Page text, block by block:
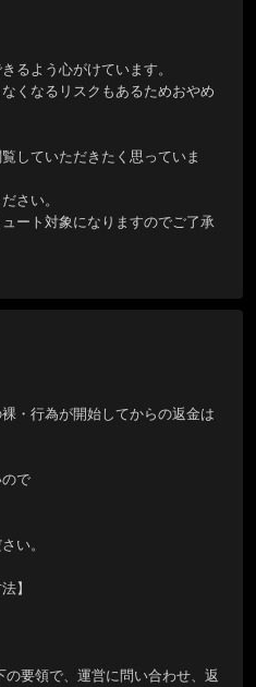
るよう心がけています。
くなるリスクもあるためおやめ
していただきたく思っていま
さい。
ート対象になりますのでご了承
・行為が開始してからの返金は
で
い。
】
要領で、運営に問い合わせ、返